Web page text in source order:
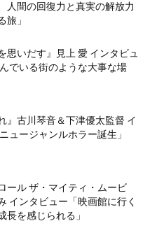
人間の回復力と真実の解放力
旅」
思いだす』見上 愛 インタビュ
でいる街のような大事な場
』古川琴音＆下津優太監督 イ
ュージャンルホラー誕生」
ール ザ・マイティ・ムービ
インタビュー「映画館に行く
長を感じられる」